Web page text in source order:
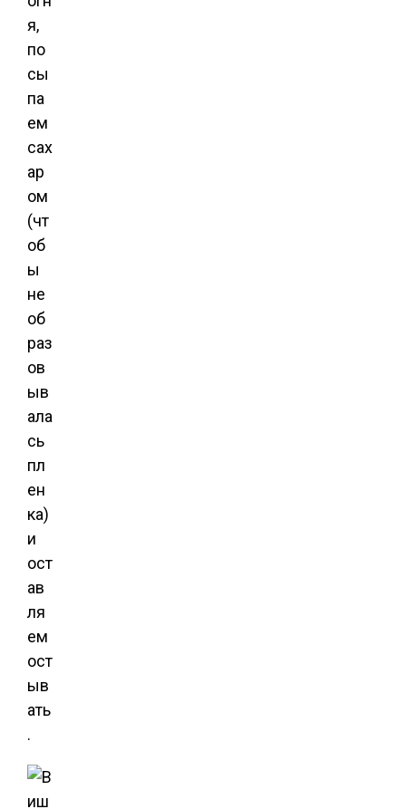
я,
по
сы
па
ем
сах
ар
ом
(чт
об
ы
не
об
раз
ов
ыв
ала
сь
пл
ен
ка)
и
ост
ав
ля
ем
ост
ыв
ать
.